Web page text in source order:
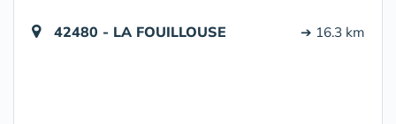
42480 - LA FOUILLOUSE ➔ 16.3 km